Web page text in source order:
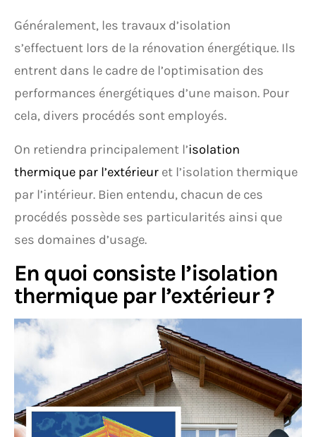
Généralement, les travaux d’isolation
s’effectuent lors de la rénovation énergétique. Ils
entrent dans le cadre de l’optimisation des
performances énergétiques d’une maison. Pour
cela, divers procédés sont employés.
On retiendra principalement l’isolation
thermique par l’extérieur et l’isolation thermique
par l’intérieur. Bien entendu, chacun de ces
procédés possède ses particularités ainsi que
ses domaines d’usage.
En quoi consiste l’isolation
thermique par l’extérieur ?